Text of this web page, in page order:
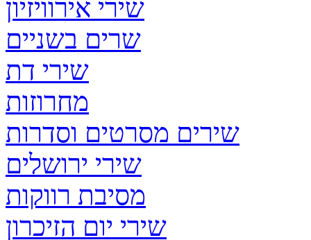
שירי אירוויזיון
שרים בשניים
שירי דת
מחרוזות
שירים מסרטים וסדרות
שירי ירושלים
מסיבת רווקות
שירי יום הזיכרון